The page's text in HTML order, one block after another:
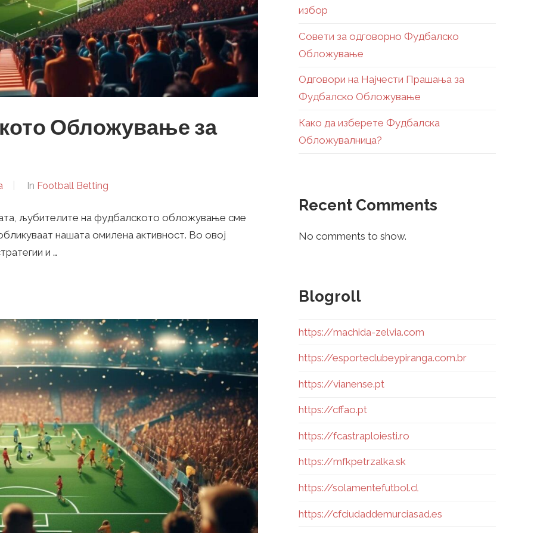
Обложување за
In Football Betting
љубителите на фудбалското обложување сме
нашата омилена активност. Во овој
и …
избор
Совети за одговорно Фудбалско
Обложување
Одговори на Најчести Прашања за
Фудбалско Обложување
Како да изберете Фудбалска
Обложувалница?
Recent Comments
No comments to show.
Blogroll
https://machida-zelvia.com
https://esporteclubeypiranga.com.br
https://vianense.pt
https://cffao.pt
https://fcastraploiesti.ro
https://mfkpetrzalka.sk
https://solamentefutbol.cl
https://cfciudaddemurciasad.es